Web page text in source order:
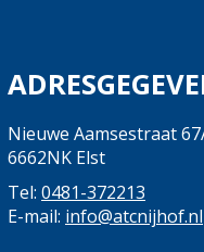
Nieuwe Aamsestraat
6662NK Elst
Tel: 0481-372213
E-mail: info@atcnijhof.nl